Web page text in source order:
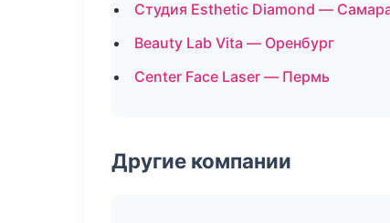
Студия Esthetic Diamond —
Beauty Lab Vita — Оренбург
Center Face Laser — Пермь
Другие компании